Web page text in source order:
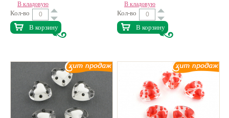
В кладовую
Кол-во
В корзину
В кладовую
Кол-во
В корзину